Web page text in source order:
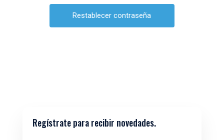
Regístrate para recibir novedades.